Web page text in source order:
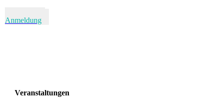
Anmeldung
Veranstaltungen